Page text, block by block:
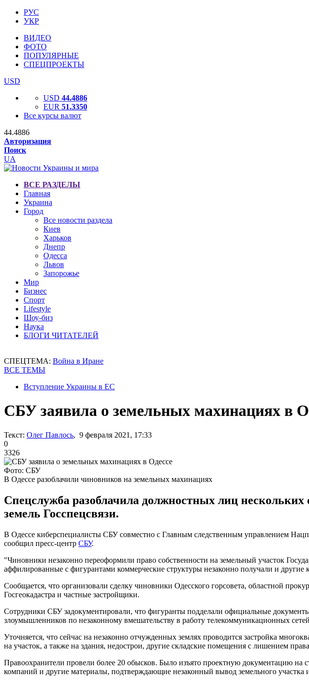
РУС
УКР
ВИДЕО
ФОТО
ПОПУЛЯРНЫЕ
СПЕЦПРОЕКТЫ
USD
USD 44.4886
EUR 51.3350
Все курсы валют
44.4886
Авторизация
Поиск
UA
ВСЕ РАЗДЕЛЫ
Главная
Украина
Город
Все новости раздела
Киев
Харьков
Днепр
Одесса
Львов
Запорожье
Мир
Бизнес
Спорт
Lifestyle
Шоу-биз
Наука
БЛОГИ ЧИТАТЕЛЕЙ
СПЕЦТЕМА: Война в Иране
ВСЕ ТЕМЫ
Вступление Украины в ЕС
СБУ заявила о земельных махинациях в
Текст: Олег Павлось, 9 февраля 2021, 17:33
0
3326
Фото: СБУ
В Одессе разоблачили чиновников на земельных махинациях
Спецслужба разоблачила должностных лиц
земель Госспецсвязи.
В Одессе киберспециалисты СБУ совместно с Главным следственным управлением
сообщил пресс-центр СБУ.
"Чиновники незаконно переоформили право собственности на земельный участок
аффилированные с фигурантами коммерческие структуры незаконно получали и
Сообщается, что организовали сделку чиновники Одесского горсовета, областной
Госгеокадастра и частные застройщики.
Сотрудники СБУ задокументировали, что фигуранты подделали официальные
злоумышленников по незаконному вмешательству в работу телекоммуникационных
Уточняется, что сейчас на незаконно отчужденных землях проводится застройка
на участок, а также на здания, недострои, другие складские помещения с лишением
Правоохранители провели более 20 обысков. Было изъято проектную документацию на
компаний и другие материалы, подтверждающие незаконный вывод земельного участка